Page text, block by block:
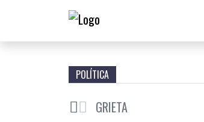
POLÍTICA
GRIETA